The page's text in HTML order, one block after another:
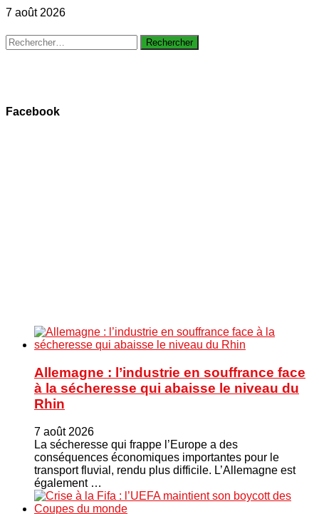
7 août 2026
Rechercher :
Facebook
Allemagne : l’industrie en souffrance face
à la sécheresse qui abaisse le niveau du
Rhin
7 août 2026
La sécheresse qui frappe l’Europe a des
conséquences économiques importantes pour le
transport fluvial, rendu plus difficile. L’Allemagne est
également …